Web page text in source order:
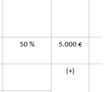
50 % 5.000 €
(+)